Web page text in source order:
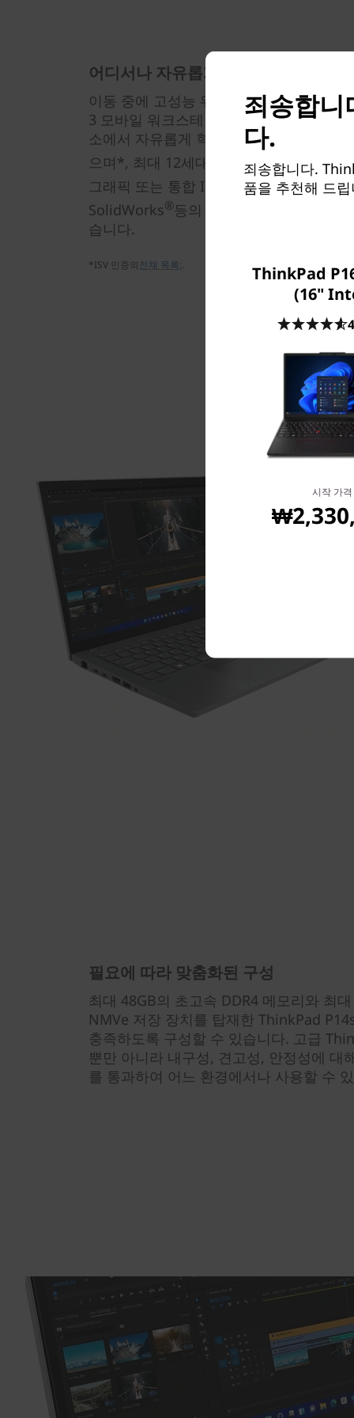
어디서나 자유롭게 추구하는 혁신
이동 중에 고성능 워크스테이션이 필요
3 모바일 워크스테이션은 초급 전문가,
소에서 자유롭게 혁신을 추구할 수 있도
으며*, 최대 12세대 Intel
Core™ i7 프로
그래픽 또는 통합 Intel
그래픽을 선택할
SolidWorks®등의 애플리케이션을 한 순
습니다.
*ISV 인증의전체 목록:.
필요에 따라 맞춤화된 구성
최대 48GB의 초고속 DDR4 메모리와 최
NMVe 저장 장치를 탑재한 ThinkPad
충족하도록 구성할 수 있습니다. 고급
뿐만 아니라 내구성, 견고성, 안정성에 대
를 통과하여 어느 환경에서나 사용할 수
죄송합니
다.
죄송합니다.
품을 추천해 드
ThinkPad
(16"
시작 가격